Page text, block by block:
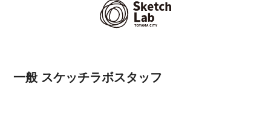
一般 スケッチラボスタッフ